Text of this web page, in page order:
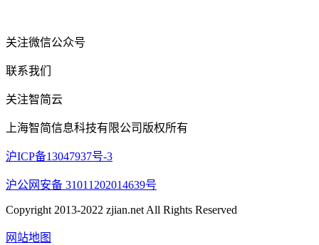
关注微信公众号
联系我们
关注智简云
上海智简信息科技有限公司版权所有
沪ICP备13047937号-3
沪公网安备 31011202014639号
Copyright 2013-2022 zjian.net All Rights Reserved
网站地图